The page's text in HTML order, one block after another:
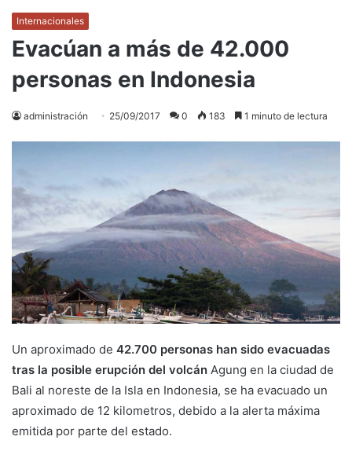
Internacionales
Evacúan a más de 42.000
personas en Indonesia
administración 25/09/2017 0 183 1 minuto de lectura
Un aproximado de 42.700 personas han sido evacuadas
tras la posible erupción del volcán Agung en la ciudad de
Bali al noreste de la Isla en Indonesia, se ha evacuado un
aproximado de 12 kilometros, debido a la alerta máxima
emitida por parte del estado.